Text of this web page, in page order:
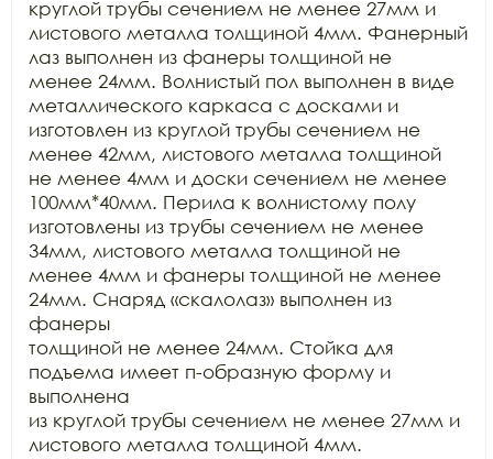
круглой трубы сечением не менее 27мм и
листового металла толщиной 4мм. Фанерный
лаз выполнен из фанеры толщиной не
менее 24мм. Волнистый пол выполнен в виде
металлического каркаса с досками и
изготовлен из круглой трубы сечением не
менее 42мм, листового металла толщиной
не менее 4мм и доски сечением не менее
100мм*40мм. Перила к волнистому полу
изготовлены из трубы сечением не менее
34мм, листового металла толщиной не
менее 4мм и фанеры толщиной не менее
24мм. Снаряд «скалолаз» выполнен из
фанеры
толщиной не менее 24мм. Стойка для
подъема имеет п-образную форму и
выполнена
из круглой трубы сечением не менее 27мм и
листового металла толщиной 4мм.